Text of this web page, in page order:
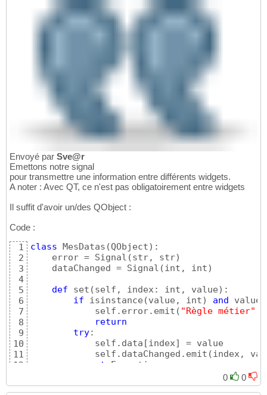
Envoyé par Sve@r
Emettons notre signal
pour transmettre une information entre différents widgets.
A noter : Avec QT, ce n'est pas obligatoirement entre widgets
Il suffit d'avoir un/des QObject :
Code :
1
2
3
4
5
6
7
8
9
10
11
12
14
class MesDatas (QObject) :
    error = Signal
(str, str)
    dataChanged = Signal
(int, int)
def set (self, index: int, value) :
if isinstance (value, int) and
            self.error.emit
( "Règle métier"
return
try:
            self.data
[index]
= value
            self.dataChanged.emit
(index,
except
Exception
"erreur système"
    ...
0 0